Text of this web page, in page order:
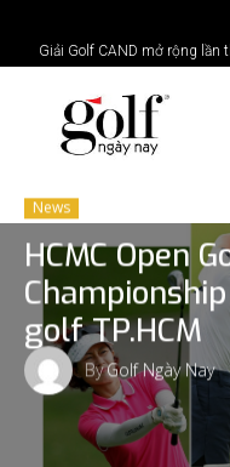
24H Group tổ chức
News
HCMC Open
golf TP.HCM
ByGolf Ngày Nay